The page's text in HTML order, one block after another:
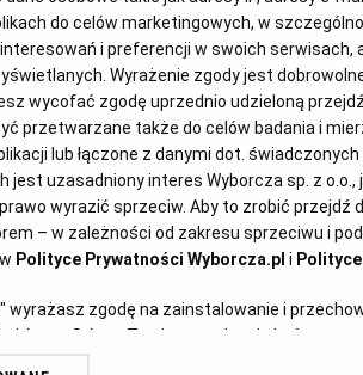
Dominika
do celów marketingowych, w
i preferencji w swoich serwisach,
Wyrażenie zgody jest
wycofać zgodę uprzednio udzieloną
przetwarzane także do celów badania i
lub łączone z danymi dot.
uzasadniony interes Wyborcza sp. z o.o.,
wyrazić sprzeciw. Aby to zrobić przejdź
– w zależności od zakresu sprzeciwu i
Polityce Prywatności Wyborcza.pl i
wyrażasz zgodę na zainstalowanie i
i Agora S.A. na Twoim urządzeniu
ponownie wywołując narzędzie do